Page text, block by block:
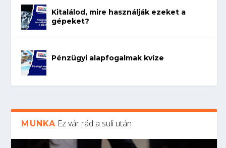
Kitalálod, mire használják ezeket a
gépeket?
Pénzügyi alapfogalmak kvíze
MUNKA Ez vár rád a suli után